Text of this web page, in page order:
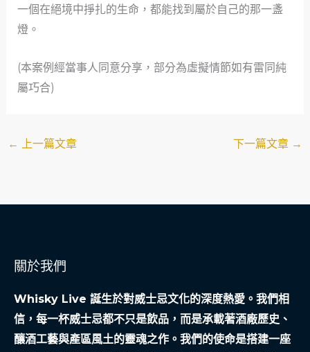
一個在絕境中掙扎的生命，都能找到屬於自己的那一盞
燈。
(本案例經當事人同意分享，部分為虛擬情節如有雷同純
屬巧合)
← 上一篇文章 下一篇文章 →
關於我們
Whisky Live 誕生於對威士忌文化的深度熱愛。我們相
信，每一杯威士忌都不只是飲品，而是承載著酒廠歷史、
釀酒工藝與產區風土的靈魂之作。我們的使命是搭建一座